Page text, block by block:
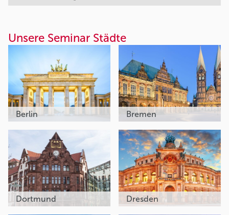
Unsere Seminar Städte
Berlin Bremen
Dortmund Dresden